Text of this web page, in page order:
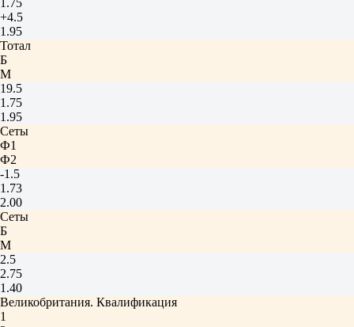
1.75
+4.5
1.95
Тотал
Б
М
19.5
1.75
1.95
Сеты
Ф1
Ф2
-1.5
1.73
2.00
Сеты
Б
М
2.5
2.75
1.40
Великобритания. Квалификация
1